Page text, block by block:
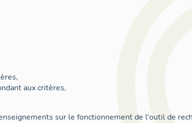
aux critères,
sur le fonctionnement de l'outil de